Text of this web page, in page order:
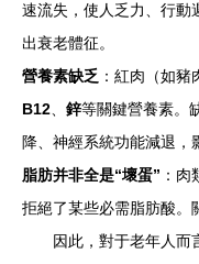
速流失，使人乏力、行動
出衰老體征。
營養素缺乏 ：紅肉（如
B12
鋅等關鍵營養素。
降、神經系統功能減退，
脂肪并非全是“壞蛋” ：
拒絕了某些必需脂肪酸。
因此，對于老年人而